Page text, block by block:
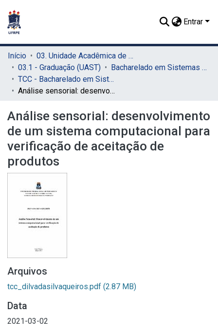
Entrar
Início
03. Unidade Acadêmica de Serra Talhada (UAST)
03.1 - Graduação (UAST)
Bacharelado em Sistemas de Informação (UAST)
TCC - Bacharelado em Sistemas de Informação (UAST)
Análise sensorial: desenvolvimento de um sistema computacional para verificação de aceitação de produtos
Análise sensorial: desenvolvimento
de um sistema computacional para
verificação de aceitação de
produtos
Arquivos
tcc_dilvadasilvaqueiros.pdf (2.87 MB)
Data
2021-03-02